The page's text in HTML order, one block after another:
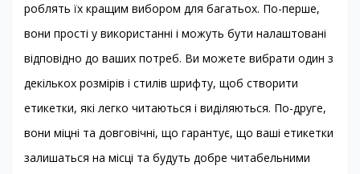
роблять їх кращим вибором для багатьох. По-перше,
вони прості у використанні і можуть бути налаштовані
відповідно до ваших потреб. Ви можете вибрати один з
декількох розмірів і стилів шрифту, щоб створити
етикетки, які легко читаються і виділяються. По-друге,
вони міцні та довговічні, що гарантує, що ваші етикетки
залишаться на місці та будуть добре читабельними